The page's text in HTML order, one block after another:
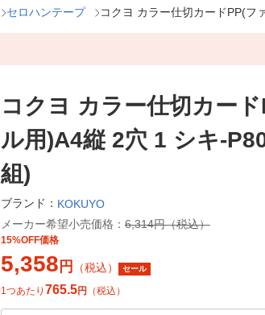
セロハンテープ コクヨ カラー仕切カードPP(フ
コクヨ カラー仕切カー
ル用)A4縦 2穴 1 シキ-
組)
ブランド： KOKUYO
メーカー希望小売価格： 6,314円（税込）
15%OFF価格
5,358 円 （税込） セール
1つあたり 765.5円 （税込）